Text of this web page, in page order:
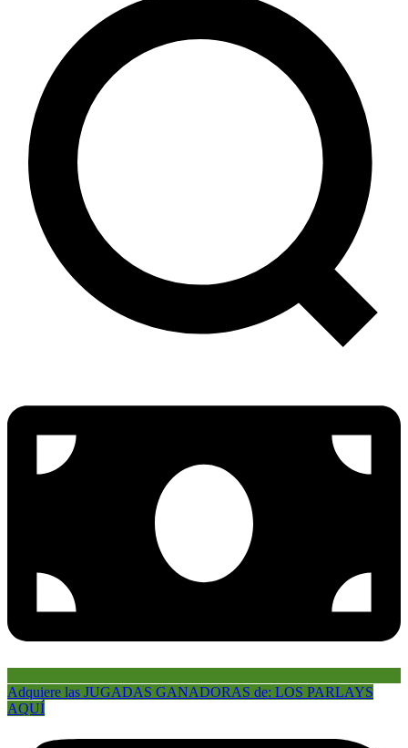
Adquiere las JUGADAS GANADORAS de: LOS PARLAYS
AQUÍ